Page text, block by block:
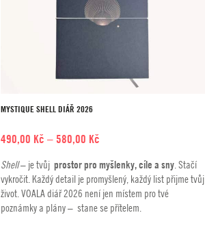
MYSTIQUE SHELL DIÁŘ 2026
490,00 Kč –580,00 Kč
490,00 Kč
až
580,00 Kč
Shell– je tvůj prostor pro myšlenky, cíle a sny . Stačí
vykročit. Každý detail je promyšlený, každý list přijme tvůj
život. VOALA diář 2026 není jen místem pro tvé
poznámky a plány – stane se přítelem.